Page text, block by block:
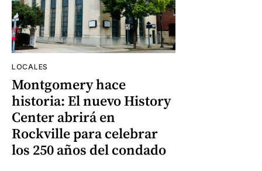
LOCALES
Montgomery hace
historia: El nuevo History
Center abrirá en
Rockville para celebrar
los 250 años del condado